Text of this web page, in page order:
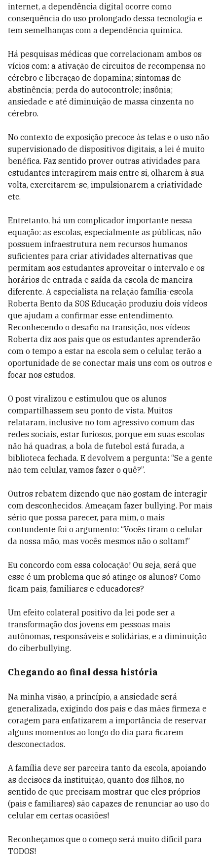
internet, a dependência digital ocorre como
consequência do uso prolongado dessa tecnologia e
tem semelhanças com a dependência química.
Há pesquisas médicas que correlacionam ambos os
vícios com: a ativação de circuitos de recompensa no
cérebro e liberação de dopamina; sintomas de
abstinência; perda do autocontrole; insônia;
ansiedade e até diminuição de massa cinzenta no
cérebro.
No contexto de exposição precoce às telas e o uso não
supervisionado de dispositivos digitais, a lei é muito
benéfica. Faz sentido prover outras atividades para
estudantes interagirem mais entre si, olharem à sua
volta, exercitarem-se, impulsionarem a criatividade
etc.
Entretanto, há um complicador importante nessa
equação: as escolas, especialmente as públicas, não
possuem infraestrutura nem recursos humanos
suficientes para criar atividades alternativas que
permitam aos estudantes aproveitar o intervalo e os
horários de entrada e saída da escola de maneira
diferente. A especialista na relação família-escola
Roberta Bento da SOS Educação produziu dois vídeos
que ajudam a confirmar esse entendimento.
Reconhecendo o desafio na transição, nos vídeos
Roberta diz aos pais que os estudantes aprenderão
com o tempo a estar na escola sem o celular, terão a
oportunidade de se conectar mais uns com os outros e
focar nos estudos.
O post viralizou e estimulou que os alunos
compartilhassem seu ponto de vista. Muitos
relataram, inclusive no tom agressivo comum das
redes sociais, estar furiosos, porque em suas escolas
não há quadras, a bola de futebol está furada, a
biblioteca fechada. E devolvem a pergunta: “Se a gente
não tem celular, vamos fazer o quê?”.
Outros rebatem dizendo que não gostam de interagir
com desconhecidos. Ameaçam fazer bullying. Por mais
sério que possa parecer, para mim, o mais
contundente foi o argumento: “Vocês tiram o celular
da nossa mão, mas vocês mesmos não o soltam!”
Eu concordo com essa colocação! Ou seja, será que
esse é um problema que só atinge os alunos? Como
ficam pais, familiares e educadores?
Um efeito colateral positivo da lei pode ser a
transformação dos jovens em pessoas mais
autônomas, responsáveis e solidárias, e a diminuição
do ciberbullying.
Chegando ao final dessa história
Na minha visão, a princípio, a ansiedade será
generalizada, exigindo dos pais e das mães firmeza e
coragem para enfatizarem a importância de reservar
alguns momentos ao longo do dia para ficarem
desconectados.
A família deve ser parceira tanto da escola, apoiando
as decisões da instituição, quanto dos filhos, no
sentido de que precisam mostrar que eles próprios
(pais e familiares) são capazes de renunciar ao uso do
celular em certas ocasiões!
Reconheçamos que o começo será muito difícil para
TODOS!